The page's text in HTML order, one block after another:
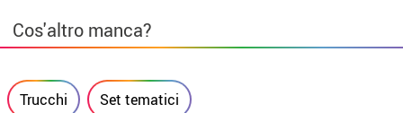
Cos'altro manca?
Trucchi Set tematici